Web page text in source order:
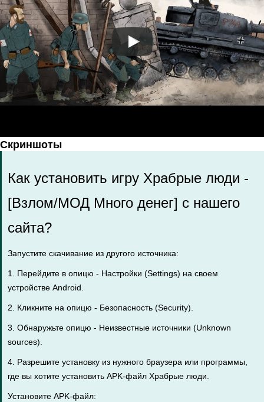
Скриншоты
Как установить игру Храбрые люди -
[Взлом/МОД Много денег] с нашего
сайта?
Запустите скачивание из другого источника:
1. Перейдите в опицю - Настройки (Settings) на своем
устройстве Android.
2. Кликните на опицю - Безопасность (Security).
3. Обнаружьте опицю - Неизвестные источники (Unknown
sources).
4. Разрешите установку из нужного браузера или программы,
где вы хотите установить APK-файл Храбрые люди.
Установите APK-файл: